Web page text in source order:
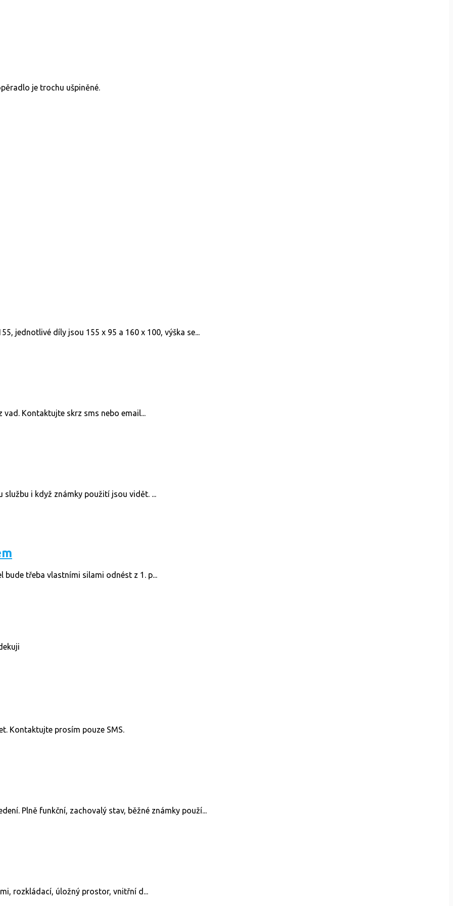
je trochu ušpiněné.
jednotlivé díly jsou 155 x 95 a 160 x 100, výška se...
Kontaktujte skrz sms nebo email...
i když známky použití jsou vidět. ...
bude třeba vlastními silami odnést z 1. p...
Kontaktujte prosím pouze SMS.
Plně funkční, zachovalý stav, běžné známky použí...
rozkládací, úložný prostor, vnitřní d...